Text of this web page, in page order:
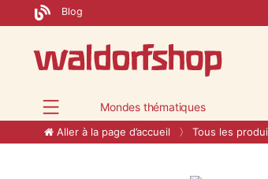
Blog
Mondes thématiques
Aller à la page d’accueil Tous les